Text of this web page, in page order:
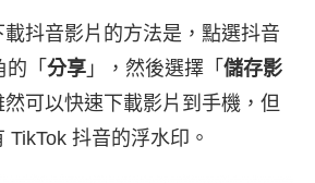
抖音影片的方法是，點選抖音
「 分享 」，然後選擇「 儲存影
然可以快速下載影片到手機，但
抖音的浮水印。